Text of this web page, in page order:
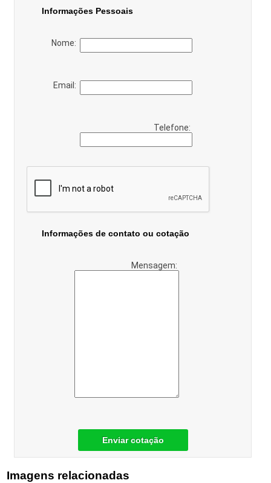
Informações Pessoais
Nome:
Email:
Telefone:
Informações de contato ou cotação
Mensagem:
Enviar cotação
Imagens relacionadas